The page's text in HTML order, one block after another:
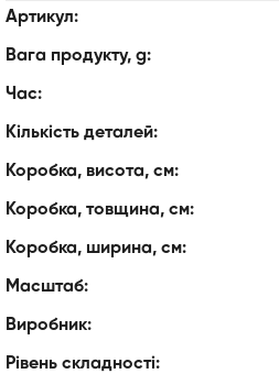
Артикул:
Вага продукту, g:
Час:
Кількість деталей:
Коробка, висота, см:
Коробка, товщина, см:
Коробка, ширина, см:
Масштаб:
Виробник:
Рівень складності: